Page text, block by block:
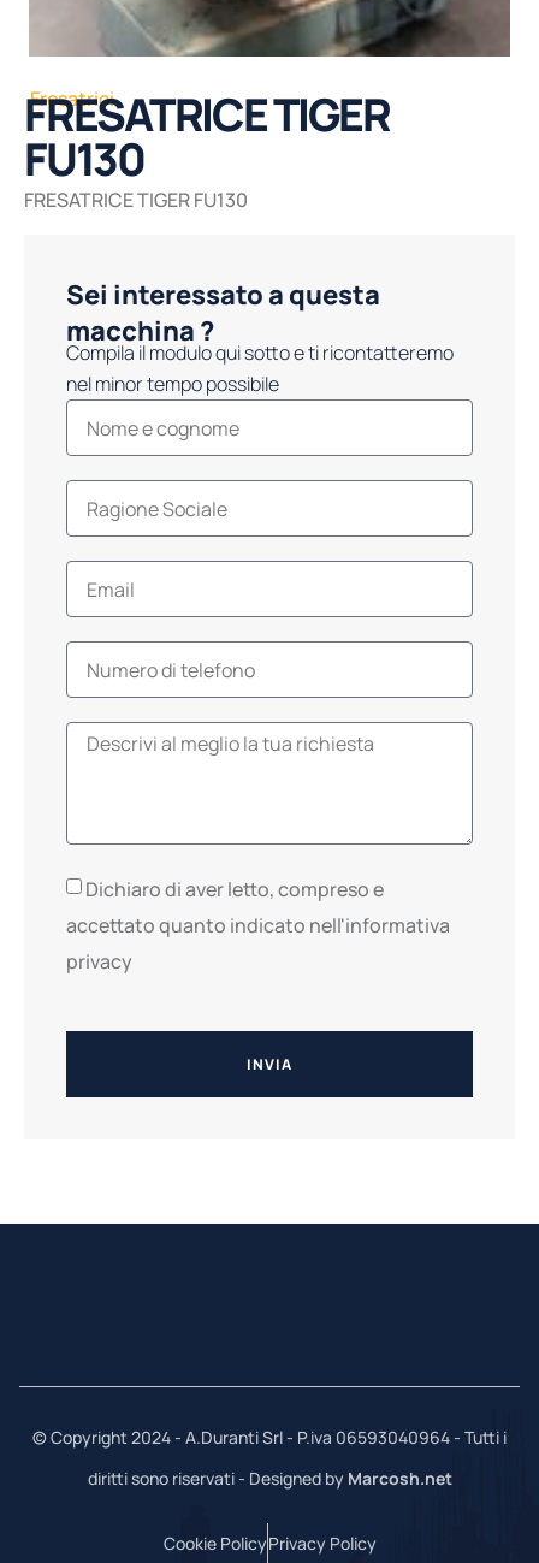
Fresatrici
FRESATRICE TIGER
FU130
FRESATRICE TIGER FU130
Sei interessato a questa
macchina ?
Compila il modulo qui sotto e ti ricontatteremo
nel minor tempo possibile
Dichiaro di aver letto, compreso e
accettato quanto indicato nell'informativa
privacy
INVIA
© Copyright 2024 - A.Duranti Srl - P.iva 06593040964 - Tutti i
diritti sono riservati - Designed by Marcosh.net
Cookie PolicyPrivacy Policy